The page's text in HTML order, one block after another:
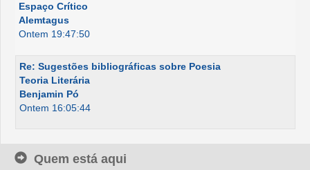
Espaço Crítico
Alemtagus
Ontem 19:47:50
Re: Sugestões bibliográficas sobre Poesia
Teoria Literária
Benjamin Pó
Ontem 16:05:44
Quem está aqui